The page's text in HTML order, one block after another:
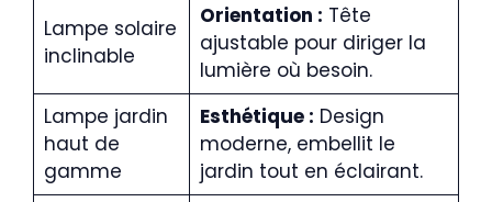
Lampe solaire
inclinable
Orientation : Tête
ajustable pour diriger la
lumière où besoin.
Lampe jardin
haut de
gamme
Esthétique : Design
moderne, embellit le
jardin tout en éclairant.